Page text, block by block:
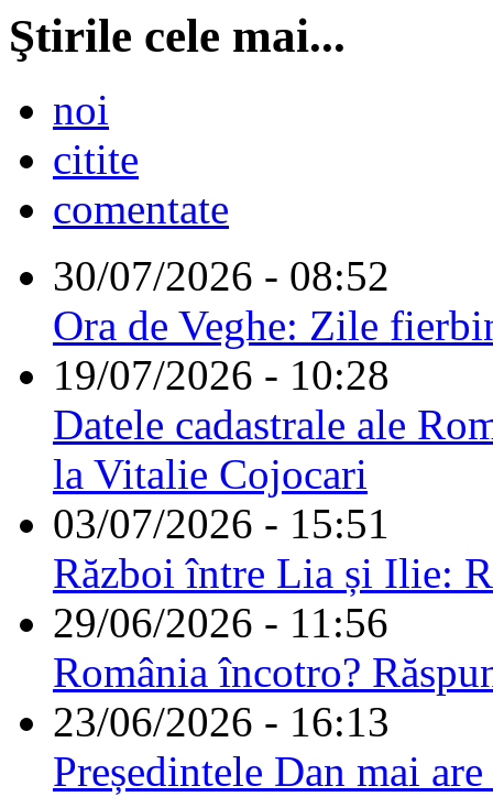
Ştirile cele mai...
noi
citite
comentate
30/07/2026 - 08:52
Ora de Veghe: Zile
19/07/2026 - 10:28
Datele cadastrale ale
la Vitalie Cojocari
03/07/2026 - 15:51
Război între Lia și Ilie:
29/06/2026 - 11:56
România încotro?
23/06/2026 - 16:13
Președintele Dan mai